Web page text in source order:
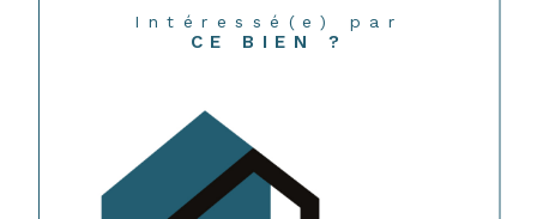
Intéressé(e) par
CE BIEN ?